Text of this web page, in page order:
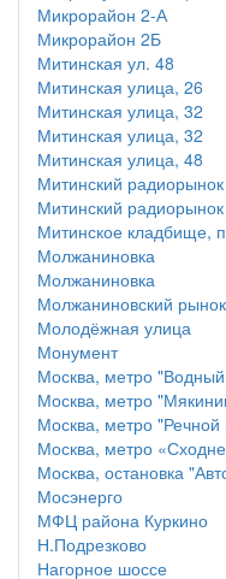
Микрорайон 2-А
Микрорайон 2Б
Митинская ул. 48
Митинская улица, 26
Митинская улица, 32
Митинская улица, 32
Митинская улица, 48
Митинский радиорынок
Митинский радиорынок
Митинское кладбище,
Молжаниновка
Молжаниновка
Молжаниновский рынок
Молодёжная улица
Монумент
Москва, метро
Москва, метро
Москва, метро "Речной
Москва, метро
Москва, остановка
Мосэнерго
МФЦ района Куркино
Н.Подрезково
Нагорное шоссе